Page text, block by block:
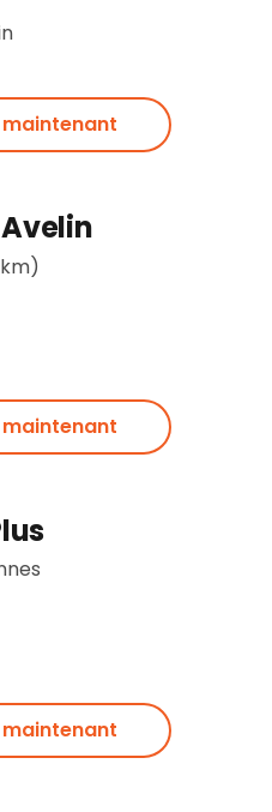
maintenant
maintenant
maintenant